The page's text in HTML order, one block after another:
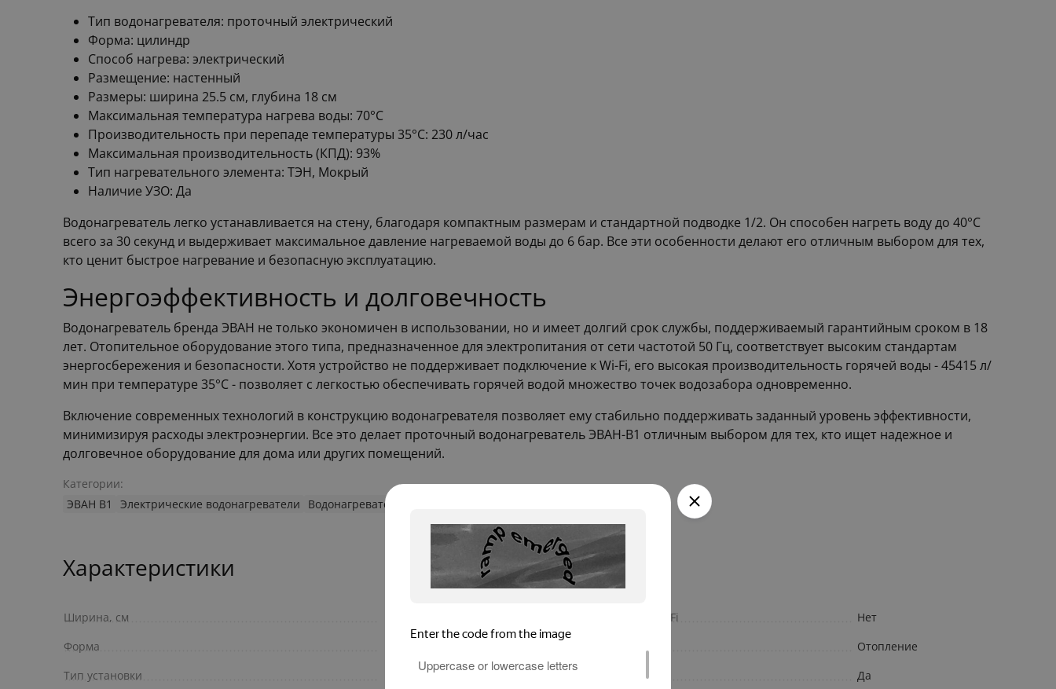
Тип водонагревателя: проточный электрический
Форма: цилиндр
Способ нагрева: электрический
Размещение: настенный
Размеры: ширина 25.5 см, глубина 18 см
Максимальная температура нагрева воды: 70°C
Производительность при перепаде температуры 35°C: 230 л/час
Максимальная производительность (КПД): 93%
Тип нагревательного элемента: ТЭН, Мокрый
Наличие УЗО: Да
Водонагреватель легко устанавливается на стену, благодаря компактным размерам и стандартной подводке 1/2. Он способен нагреть воду до 40°С
всего за 30 секунд и выдерживает максимальное давление нагреваемой воды до 6 бар. Все эти особенности делают его отличным выбором для тех,
кто ценит быстрое нагревание и безопасную эксплуатацию.
Энергоэффективность и долговечность
Водонагреватель бренда ЭВАН не только экономичен в использовании, но и имеет долгий срок службы, поддерживаемый гарантийным сроком в 18
лет. Отопительное оборудование этого типа, предназначенное для электропитания от сети частотой 50 Гц, соответствует высоким стандартам
энергосбережения и безопасности. Хотя устройство не поддерживает подключение к Wi-Fi, его высокая производительность горячей воды - 45415 л/
мин при температуре 35°C - позволяет с легкостью обеспечивать горячей водой множество точек водозабора одновременно.
Включение современных технологий в конструкцию водонагревателя позволяет ему стабильно поддерживать заданный уровень эффективности,
минимизируя расходы электроэнергии. Все это делает проточный водонагреватель ЭВАН-В1 отличным выбором для тех, кто ищет надежное и
долговечное оборудование для дома или других помещений.
Категории:
ЭВАН B1
Электрические водонагреватели Водонагреватели ЭВАН
Характеристики
Ширина, см
Форма
Тип установки
настенный
Подключение к сети Wi-Fi
Нет
Отопление
Да